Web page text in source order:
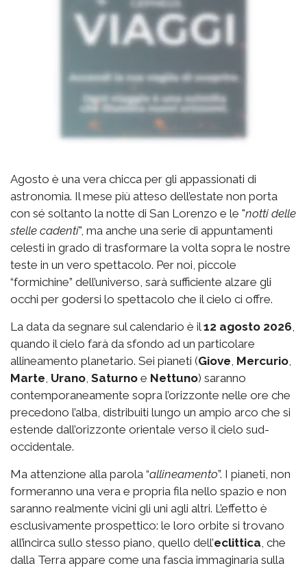
Agosto è una vera chicca per gli appassionati di
astronomia. Il mese più atteso dell’estate non porta
con sé soltanto la notte di San Lorenzo e le "notti delle
stelle cadenti", ma anche una serie di appuntamenti
celesti in grado di trasformare la volta sopra le nostre
teste in un vero spettacolo. Per noi, piccole
“formichine” dell’universo, sarà sufficiente alzare gli
occhi per godersi lo spettacolo che il cielo ci offre.
La data da segnare sul calendario è il12 agosto 2026,
quando il cielo farà da sfondo ad un particolare
allineamento planetario. Sei pianeti (Giove, Mercurio,
Marte, Urano, Saturno e Nettuno) saranno
contemporaneamente sopra l’orizzonte nelle ore che
precedono l’alba, distribuiti lungo un ampio arco che si
estende dall’orizzonte orientale verso il cielo sud-
occidentale.
Ma attenzione alla parola “allineamento”. I pianeti, non
formeranno una vera e propria fila nello spazio e non
saranno realmente vicini gli uni agli altri. L’effetto è
esclusivamente prospettico: le loro orbite si trovano
all’incirca sullo stesso piano, quello dell’eclittica, che
dalla Terra appare come una fascia immaginaria sulla